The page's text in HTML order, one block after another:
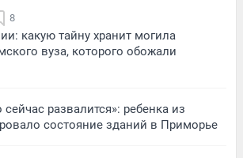
8
какую тайну хранит могила
вуза, которого обожали
сейчас развалится»: ребенка из
состояние зданий в Приморье